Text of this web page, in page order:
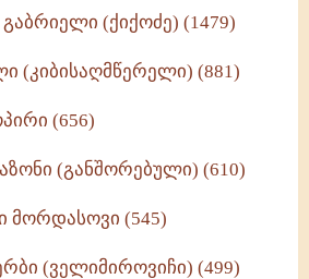
გაბრიელი (ქიქოძე) (1479)
(კიბისაღმწერელი) (881)
(656)
(განშორებული) (610)
მორდასოვი (545)
(ველიმიროვიჩი) (499)